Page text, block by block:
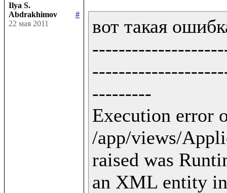
Ilya S.
Abdrakhimov
#
22 мая 2011
вот такая
---------
Execution error
/app/views/
raised was
an XML entity